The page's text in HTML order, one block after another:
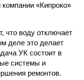
«Кипроко»
что воду отключает
деле это делает
УК состоит в
системы и
ремонтов.